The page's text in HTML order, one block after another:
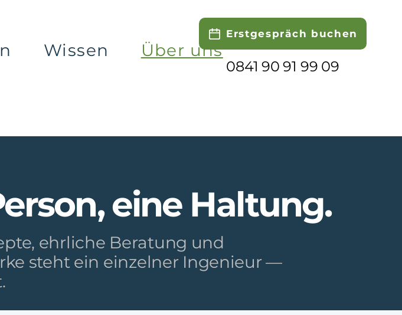
Wissen Über uns
Erstgespräch buchen
0841 90 91 99 09
eine Haltung.
ehrliche Beratung und
steht ein einzelner Ingenieur —